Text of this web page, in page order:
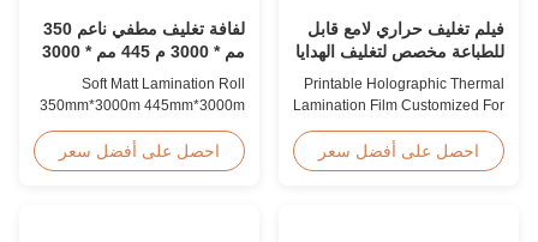
فيلم تغليف حراري لامع قابل
للطباعة مخصص لتغليف الهدايا
Printable Holographic Thermal
Lamination Film Customized For
Holographic Thermal
Lamination Film for Gift
احصل على أفضل سعر
لفافة تغليف مطفي ناعم 350
مم * 3000 م 445 مم * 3000
م بثق متعدد
Soft Matt Lamination Roll
350mm*3000m 445mm*3000m
Professional Glossy Matt Film
Lamination Roll Manufacturer
احصل على أفضل سعر